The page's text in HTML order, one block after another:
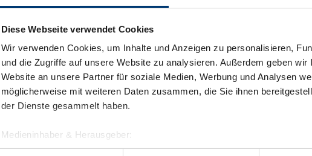
Diese Webseite verwendet Cookies
Wir verwenden Cookies, um Inhalte und Anzeigen zu personalisieren,
und die Zugriffe auf unsere Website zu analysieren. Außerdem geben
Website an unsere Partner für soziale Medien, Werbung und Analysen
möglicherweise mit weiteren Daten zusammen, die Sie ihnen
der Dienste gesammelt haben.
Medieninhaber & Herausgeber:
Zeller Bergbahnen Zillertal GmbH & Co KG